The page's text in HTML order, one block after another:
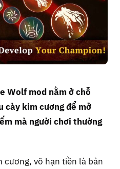
Wolf mod nằm ở chỗ
cày kim cương để mở
mà người chơi thường
cương, vô hạn tiền là bản